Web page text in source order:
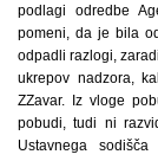
podlagi odredbe
pomeni, da je bila
odpadli razlogi,
ukrepov nadzora,
ZZavar. Iz vloge
pobudi, tudi ni
Ustavnega